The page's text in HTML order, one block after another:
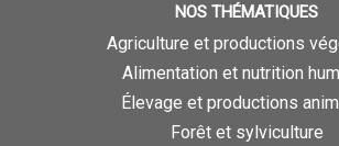
NOS THÉMATIQUES
Agriculture et productions
Alimentation et nutrition
Élevage et productions
Forêt et sylviculture